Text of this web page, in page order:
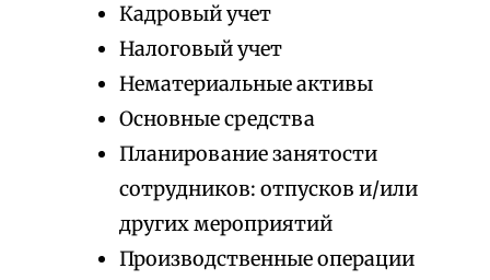
Кадровый учет
Налоговый учет
Нематериальные активы
Основные средства
Планирование занятости
сотрудников: отпусков и/или
других мероприятий
Производственные операции